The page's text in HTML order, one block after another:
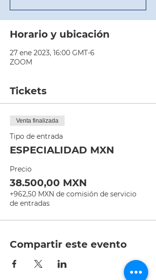
Horario y ubicación
27 ene 2023, 16:00 GMT-6
ZOOM
Tickets
Venta finalizada
Tipo de entrada
ESPECIALIDAD MXN
Precio
38.500,00 MXN
+962,50 MXN de comisión de servicio
de entradas
Compartir este evento